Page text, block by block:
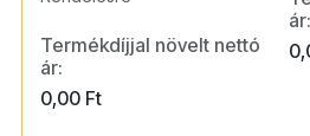
Termékdíjjal növelt nettó
ár:
0,00 Ft
ár: